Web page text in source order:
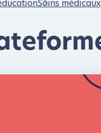
Soins médicaux